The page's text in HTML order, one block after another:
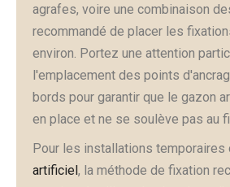
agrafes, voire une combinaison
recommandé de placer les
environ. Portez une attention
l'emplacement des points
bords pour garantir que le gazon
en place et ne se soulève pas au
Pour les installations temporaires
artificiel, la méthode de fixation